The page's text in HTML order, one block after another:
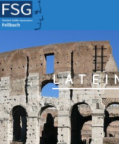
STARTSEITE
SCHULGEMEINSCHAFT
Schulleitung
Sekretariat
Kollegium
DAS FSG
Leitbild
Jahresstundentafel
BILDUNGSANGEBOT
Profile
FÄCHER